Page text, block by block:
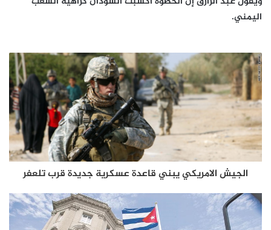
اليمني.
الجیش الامریكي يبني قاعدة عسكرية جديدة قرب تلعفر